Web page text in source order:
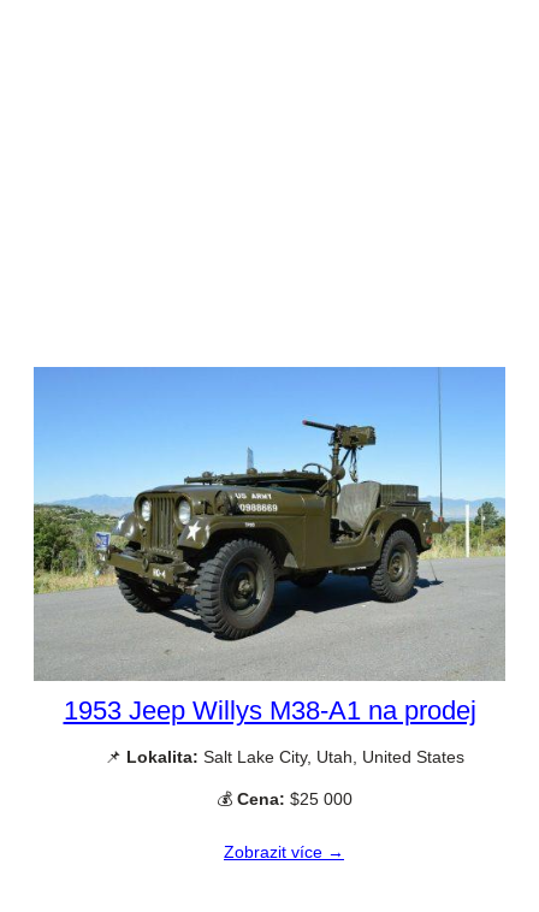
1953 Jeep Willys M38-A1 na prodej
📌 Lokalita: Salt Lake City, Utah, United States
💰 Cena: $25 000
Zobrazit více →